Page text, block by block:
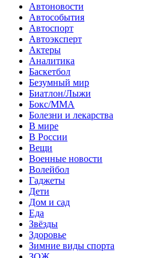
Автоновости
Автособытия
Автоспорт
Автоэксперт
Актеры
Аналитика
Баскетбол
Безумный мир
Биатлон/Лыжи
Бокс/MMA
Болезни и лекарства
В мире
В России
Вещи
Военные новости
Волейбол
Гаджеты
Дети
Дом и сад
Еда
Звёзды
Здоровье
Зимние виды спорта